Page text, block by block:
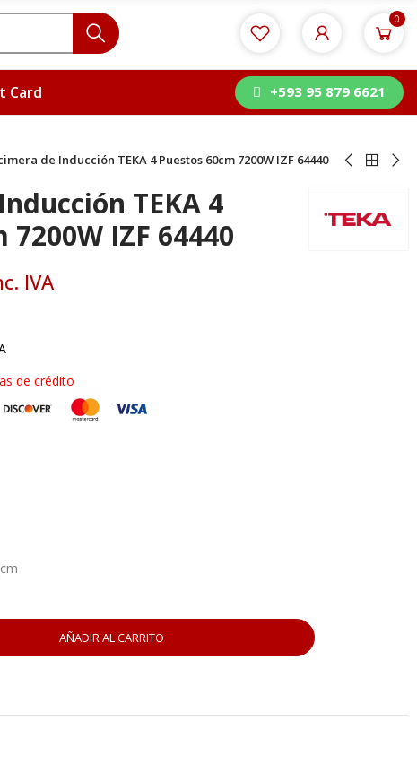
0
Card +593 95 879 6621
de Inducción TEKA 4 Puestos 60cm 7200W IZF 64440
TEKA 4
7200W IZF 64440
IVA
de crédito
AÑADIR AL CARRITO